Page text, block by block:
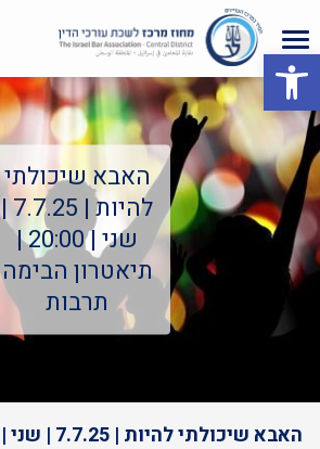
פתח סרגל נגישות
האבא שיכולתי
להיות | 7.7.25 |
שני | 20:00 |
תיאטרון הבימה
תרבות